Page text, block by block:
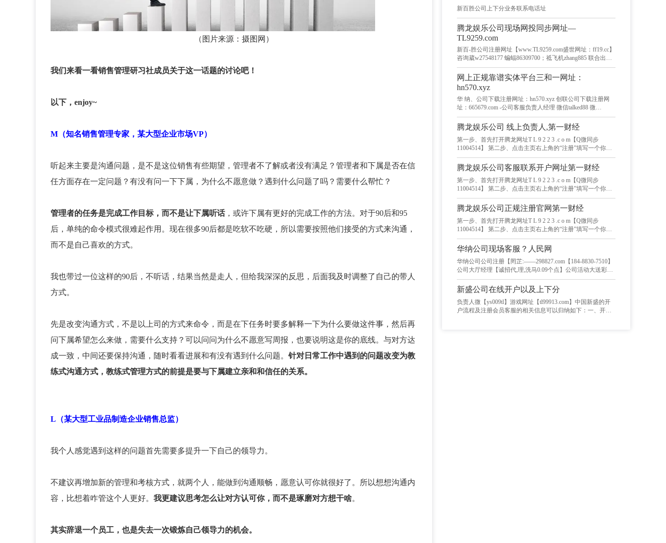
（图片来源：摄图网）
我们来看一看销售管理研习社成员关于这一话题的讨论吧！
以下，enjoy~
M（知名销售管理专家，某大型企业市场VP）
听起来主要是沟通问题，是不是这位销售有些期望，管理者不了解或者没有满足？管理者和下属是否在信
任方面存在一定问题？有没有问一下下属，为什么不愿意做？遇到什么问题了吗？需要什么帮忙？
管理者的任务是完成工作目标，而不是让下属听话，或许下属有更好的完成工作的方法。对于90后和95
后，单纯的命令模式很难起作用。现在很多90后都是吃软不吃硬，所以需要按照他们接受的方式来沟通，
而不是自己喜欢的方式。
我也带过一位这样的90后，不听话，结果当然是走人，但给我深深的反思，后面我及时调整了自己的带人
方式。
先是改变沟通方式，不是以上司的方式来命令，而是在下任务时要多解释一下为什么要做这件事，然后再
问下属希望怎么来做，需要什么支持？可以问问为什么不愿意写周报，也要说明这是你的底线。与对方达
成一致，中间还要保持沟通，随时看看进展和有没有遇到什么问题。 针对日常工作中遇到的问题改变为教
练式沟通方式，教练式管理方式的前提是要与下属建立亲和和信任的关系。
L（某大型工业品制造企业销售总监）
我个人感觉遇到这样的问题首先需要多提升一下自己的领导力。
不建议再增加新的管理和考核方式，就两个人，能做到沟通顺畅，愿意认可你就很好了。所以想想沟通内
容，比想着咋管这个人更好。 我更建议思考怎么让对方认可你，而不是琢磨对方想干啥。
其实辞退一个员工，也是失去一次锻炼自己领导力的机会。
新百胜公司上下分业务联系电话址
腾龙娱乐公司现场网投同步网址—
TL9259.com
新百-胜公司注册网址【www.TL9259.com盛世网址：ff19.cc】
咨询葳w27548177 蝙蝠86309700；祗飞机zhang885 联合出品
免责声明本文来自腾讯新闻客户端自媒体，该文观点仅代表
作者本人，搜狐号、网易号、企鹅号、百家号系信息发布平
台，本平台仅提供信息存储服来源：央视网、人民网、搜狐
财经、新华网、凤凰资讯、网易新闻、知乎日报、热点资
讯、搜狐新闻、新浪新闻总策划：莫言新百胜网址网站现场
娱 乐靠谱平台公司秉承公平，公正，公开为宗 真人实体三合
一娱 乐现场,可视频认证,现场火爆,!来源：央视新闻
网上正规靠谱实体平台三和一网址：
hn570.xyz
华 纳、公司下载注册网址：hn570.xyz 创联公司下载注册网
址：665679.com -公司客服负责人经理 微信talked88 微
【v8570A】QQ：2180163307联合出品免责声明本文来自腾
讯新闻客户端自媒体，该文观点仅代表作者本人，搜狐号、
网易号、企鹅号、百家号系信息发布平台，本平台仅提供信
息存储服来源：央视网、人民网、搜狐财经、新华网、凤凰
资讯、网易新闻、知乎日报、热点资讯、搜狐新闻、新浪新
闻总策划：莫言新百胜网址网站现场娱 乐靠谱平台公司秉承
公平，公正，公开为宗 真人实体三合一娱 乐现场,可视频认
腾龙娱乐公司 线上负责人,第一财经
第一步、首先打开腾龙网址T L 9 2 2 3 .c o m【Q微同步
11004514】 第二步、点击主页右上角的“注册”填写一个你想
要的账号。 第三步、在弹出的注册窗口中，填写手机号码、
验证春码和密码等信息， 然后勾选用户协议，点击“注册”账
号。页面会提示注册成功或账号已存在，别人注册过的，同
一个账号永久不会重复的。 第四步、系统会向手机发送一条
验证码如信，输入验证码后，点击“确认”按钮，表示注册好
了。
腾龙娱乐公司客服联系开户网址第一财经
第一步、首先打开腾龙网址T L 9 2 2 3 .c o m【Q微同步
11004514】 第二步、点击主页右上角的“注册”填写一个你想
要的账号。 第三步、在弹出的注册窗口中，填写手机号码、
验证春码和密码等信息， 然后勾选用户协议，点击“注册”账
号。页面会提示注册成功或账号已存在，别人注册过的，同
一个账号永久不会重复的。 第四步、系统会向手机发送一条
验证码如信，输入验证码后，点击“确认”按钮，表示注册好
了。
腾龙娱乐公司正规注册官网第一财经
第一步、首先打开腾龙网址T L 9 2 2 3 .c o m【Q微同步
11004514】 第二步、点击主页右上角的“注册”填写一个你想
要的账号。 第三步、在弹出的注册窗口中，填写手机号码、
验证春码和密码等信息， 然后勾选用户协议，点击“注册”账
号。页面会提示注册成功或账号已存在，别人注册过的，同
一个账号永久不会重复的。 第四步、系统会向手机发送一条
验证码如信，输入验证码后，点击“确认”按钮，表示注册好
了。
华纳公司现场客服？人民网
华纳公司公司注册【罔芷:——298827.com【184-8830-7510】
公司大厅经理【诚招代,理,洗马0.09个点】公司活动大送彩金
大额无忧实时到账--支持24小时现场验证-新胜公司-皇家国际-
腾龙娱乐上下分客服微信【—微信：HN88456】联合出品免
责声明本文来自腾讯新闻客户端自媒体，该文观点仅代表作
者本人，搜狐号、网易号、企鹅号、百家号系信息发布平
台，本平台仅提信息存储服来源：央视网、人民网、搜狐财
新盛公司在线开户以及上下分
负责人微【ys009tl】游戏网址【tl99913.com】中国新盛的开
户流程及注册会员客服的相关信息可以归纳如下：一、开户